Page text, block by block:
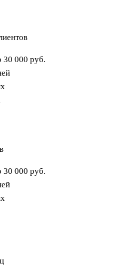
30 000 руб.
30 000 руб.